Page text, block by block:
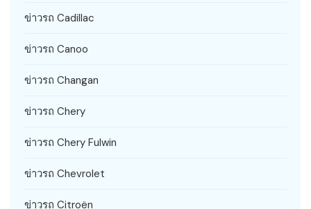
ข่าวรถ Cadillac
ข่าวรถ Canoo
ข่าวรถ Changan
ข่าวรถ Chery
ข่าวรถ Chery Fulwin
ข่าวรถ Chevrolet
ข่าวรถ Citroën